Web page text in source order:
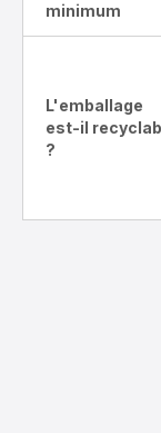
minimum
L'emballage
est-il
?